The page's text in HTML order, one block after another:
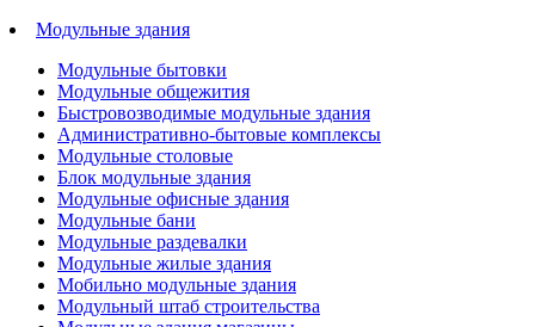
Модульные здания
Модульные бытовки
Модульные общежития
Быстровозводимые модульные здания
Административно-бытовые комплексы
Модульные столовые
Блок модульные здания
Модульные офисные здания
Модульные бани
Модульные раздевалки
Модульные жилые здания
Мобильно модульные здания
Модульный штаб строительства